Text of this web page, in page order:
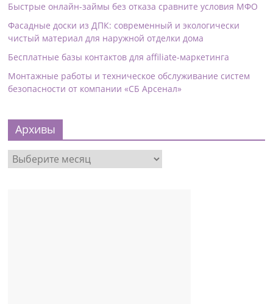
Быстрые онлайн-займы без отказа сравните условия МФО
Фасадные доски из ДПК: современный и экологически
чистый материал для наружной отделки дома
Бесплатные базы контактов для affiliate-маркетинга
Монтажные работы и техническое обслуживание систем
безопасности от компании «СБ Арсенал»
Архивы